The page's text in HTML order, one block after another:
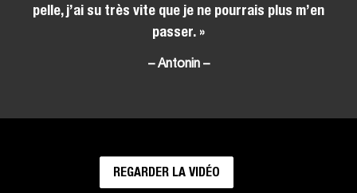
pelle, j’ai su très vite que je ne pourrais plus m’en
passer. »
– Antonin –
REGARDER LA VIDÉO